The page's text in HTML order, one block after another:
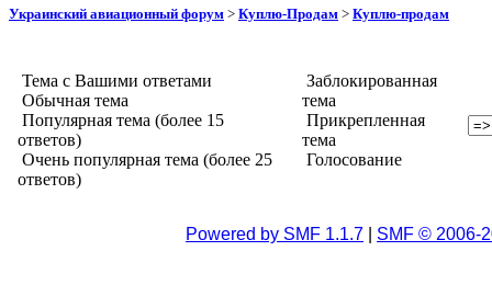
Украинский авиационный форум > Куплю-Продам > Куплю-продам
Тема с Вашими ответами
Обычная тема
Популярная тема (более 15
ответов)
Очень популярная тема (более 25
ответов)
Заблокированная
тема
Прикрепленная
тема
Голосование
Powered by SMF 1.1.7 SMF © 2006-